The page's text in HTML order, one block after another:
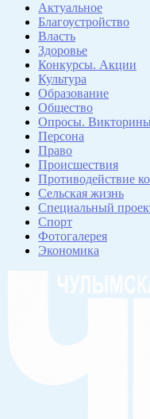
Актуальное
Благоустройство
Власть
Здоровье
Конкурсы. Акции
Культура
Образование
Общество
Опросы. Викторины
Персона
Право
Происшествия
Противодействие
Сельская жизнь
Специальный
Спорт
Фотогалерея
Экономика